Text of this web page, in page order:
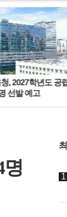
학년도 공립
발 예고
명